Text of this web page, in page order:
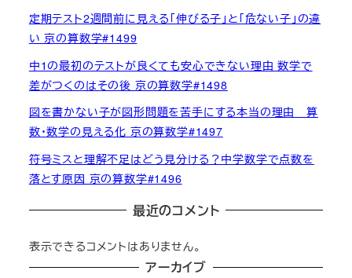
定期テスト2週間前に見える「伸びる子」と「危ない子」の違
い 京の算数学#1499
中1の最初のテストが良くても安心できない理由 数学で
差がつくのはその後 京の算数学#1498
図を書かない子が図形問題を苦手にする本当の理由 算
数・数学の見える化 京の算数学#1497
符号ミスと理解不足はどう見分ける？中学数学で点数を
落とす原因 京の算数学#1496
最近のコメント
表示できるコメントはありません。
アーカイブ